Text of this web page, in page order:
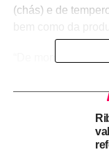
(chás) e de
“De momento
optar pela criação
faziam a
praticamente, os